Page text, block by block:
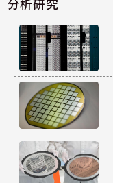
分析研究